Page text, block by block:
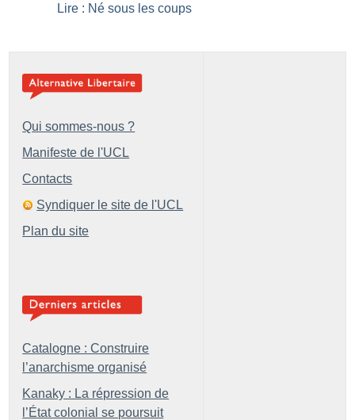
Lire : Né sous les coups
Qui sommes-nous ?
Manifeste de l'UCL
Contacts
Syndiquer le site de l'UCL
Plan du site
Catalogne : Construire
l’anarchisme organisé
Kanaky : La répression de
l’État colonial se poursuit